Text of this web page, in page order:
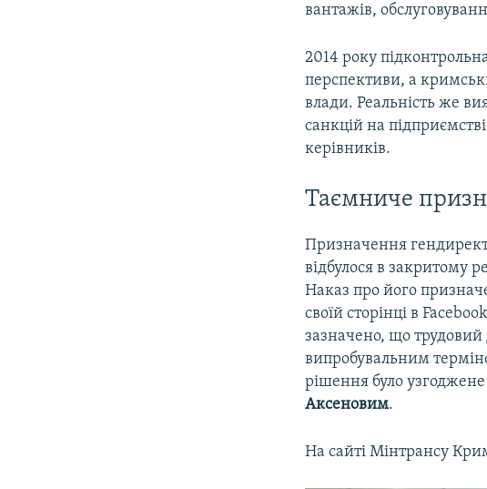
вантажів,
2014 року
перспективи, а
влади. Реальність же
санкцій на
керівників.
Таємниче
Призначення
відбулося в закритому
Наказ про його
своїй сторінці в
зазначено, що трудовий
випробувальним
рішення було
Аксеновим.
На сайті Мінтрансу